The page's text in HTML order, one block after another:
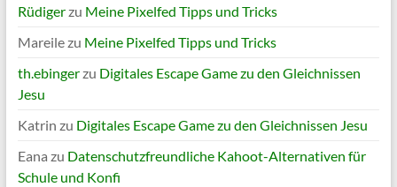
Rüdigerzu Meine Pixelfed Tipps und Tricks
Mareilezu Meine Pixelfed Tipps und Tricks
th.ebingerzu Digitales Escape Game zu den Gleichnissen
Jesu
Katrin zu Digitales Escape Game zu den Gleichnissen Jesu
Eana zu Datenschutzfreundliche Kahoot-Alternativen für
Schule und Konfi